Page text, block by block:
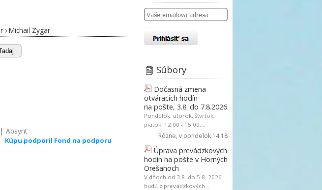
› Michail Zygar
|Absynt
Kúpu podporil Fond na podporu
Súbory
Dočasná zmena
otváracích hodín
na pošte, 3.8. do 7.8.2026
Pondelok, utorok, štvrtok,
piatok: 12:00 - 15:00,...
Rôzne, v pondelok 14:18
Úprava prevádzkových
hodín na pošte v Horných
Orešanoch
V dňoch od 3.8. do 5.8. 2026
budú z prevádzkových...